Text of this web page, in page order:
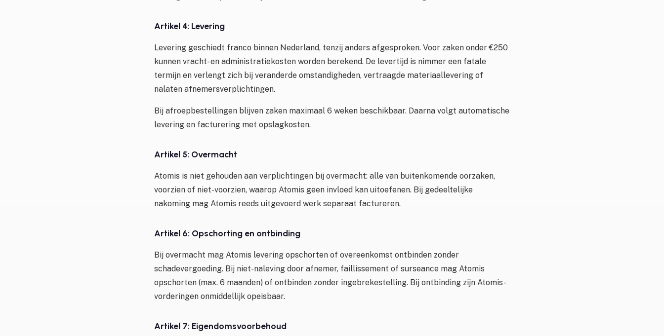
Artikel 4: Levering
Levering geschiedt franco binnen Nederland, tenzij anders afgesproken. Voor zaken onder €250
kunnen vracht- en administratiekosten worden berekend. De levertijd is nimmer een fatale
termijn en verlengt zich bij veranderde omstandigheden, vertraagde materiaallevering of
nalaten afnemersverplichtingen.
Bij afroepbestellingen blijven zaken maximaal 6 weken beschikbaar. Daarna volgt automatische
levering en facturering met opslagkosten.
Artikel 5: Overmacht
Atomis is niet gehouden aan verplichtingen bij overmacht: alle van buitenkomende oorzaken,
voorzien of niet-voorzien, waarop Atomis geen invloed kan uitoefenen. Bij gedeeltelijke
nakoming mag Atomis reeds uitgevoerd werk separaat factureren.
Artikel 6: Opschorting en ontbinding
Bij overmacht mag Atomis levering opschorten of overeenkomst ontbinden zonder
schadevergoeding. Bij niet-naleving door afnemer, faillissement of surseance mag Atomis
opschorten (max. 6 maanden) of ontbinden zonder ingebrekestelling. Bij ontbinding zijn Atomis-
vorderingen onmiddellijk opeisbaar.
Artikel 7: Eigendomsvoorbehoud